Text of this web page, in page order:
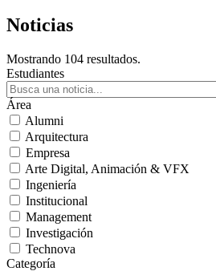
Noticias
Mostrando 104 resultados.
Estudiantes
Área
Alumni
Arquitectura
Empresa
Arte Digital, Animación & VFX
Ingeniería
Institucional
Management
Investigación
Technova
Categoría